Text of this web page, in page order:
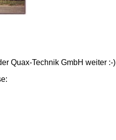
Quax-Technik GmbH weiter :-)